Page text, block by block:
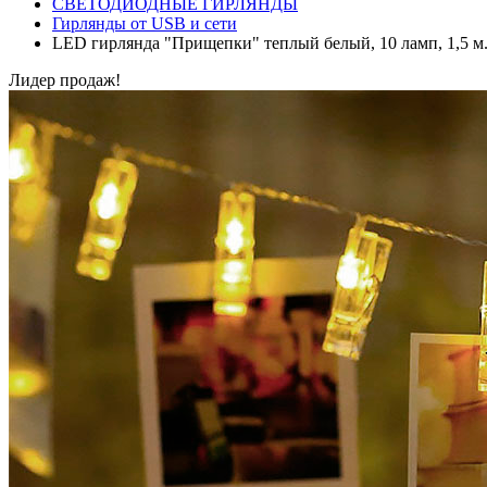
Гирлянды от USB и сети
LED гирлянда "Прищепки" теплый белый, 10 ламп, 1,5
Лидер продаж!